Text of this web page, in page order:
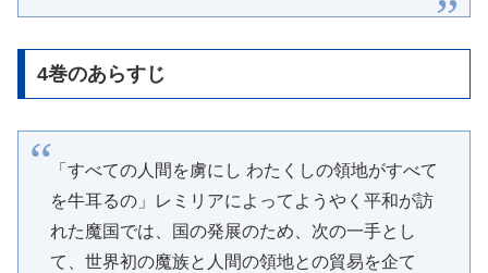
4巻のあらすじ
「すべての人間を虜にし わたくしの領地がすべて
を牛耳るの」レミリアによってようやく平和が訪
れた魔国では、国の発展のため、次の一手とし
て、世界初の魔族と人間の領地との貿易を企て